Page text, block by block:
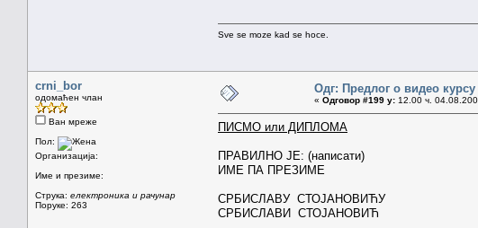
Sve se moze kad se hoce.
crni_bor
одомаћен члан
Ван мреже
Пол:
Организација:
Име и презиме:
Струка: електроника и рачунар
Поруке: 263
Одг: Предлог о видео курсу
« Одговор #199 у: 12.00 ч.
ПИСМО или ДИПЛОМА
ПРАВИЛНО ЈЕ: (написати)
ИМЕ ПА ПРЕЗИМЕ
СРБИСЛАВУ СТОЈАНОВИЋУ
СРБИСЛАВИ СТОЈАНОВИЋ